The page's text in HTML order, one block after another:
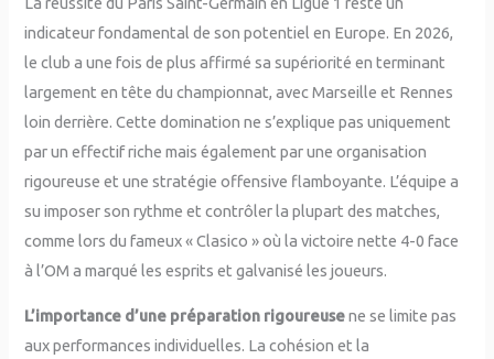
indicateur fondamental de son potentiel en Europe. En 2026,
le club a une fois de plus affirmé sa supériorité en terminant
largement en tête du championnat, avec Marseille et Rennes
loin derrière. Cette domination ne s’explique pas uniquement
par un effectif riche mais également par une organisation
rigoureuse et une stratégie offensive flamboyante. L’équipe a
su imposer son rythme et contrôler la plupart des matches,
comme lors du fameux « Clasico » où la victoire nette 4-0 face
à l’OM a marqué les esprits et galvanisé les joueurs.
L’importance d’une préparation rigoureusene se limite pas
aux performances individuelles. La cohésion et la